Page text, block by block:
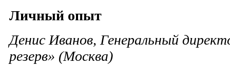
Личный опыт
Денис Иванов, Генеральный
резерв» (Москва)